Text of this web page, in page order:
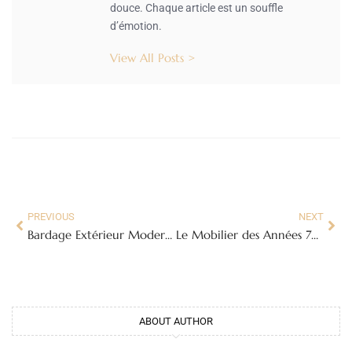
douce. Chaque article est un souffle
d’émotion.
View All Posts >
PREVIOUS
Bardage Extérieur Moderne : Guide Complet pour une Façade Contemporaine et Durable
NEXT
Le Mobilier des Années 70 : Un Voyage Coloré et Rétro dans le Design Vintage
ABOUT AUTHOR